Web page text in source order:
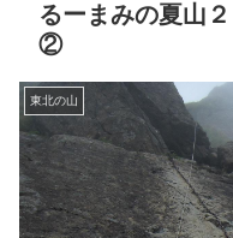
るーまみの夏山
②
東北の山